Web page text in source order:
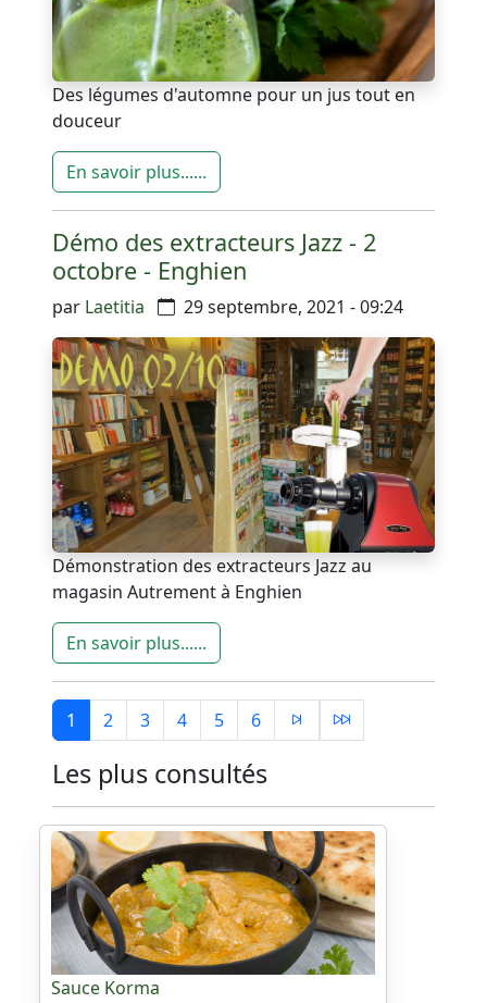
Des légumes d'automne pour un jus tout en
douceur
En savoir plus......
Démo des extracteurs Jazz - 2
octobre - Enghien
par Laetitia 29 septembre, 2021 - 09:24
Démonstration des extracteurs Jazz au
magasin Autrement à Enghien
En savoir plus......
1 2 3 4 5 6
Les plus consultés
Sauce Korma